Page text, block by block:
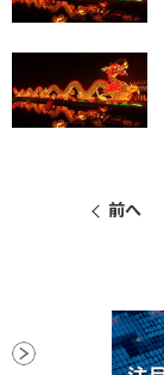
前へ